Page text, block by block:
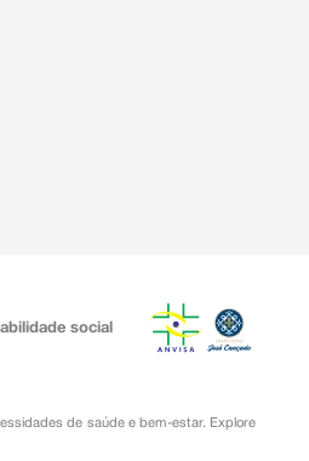
social
de saúde e bem-estar. Explore